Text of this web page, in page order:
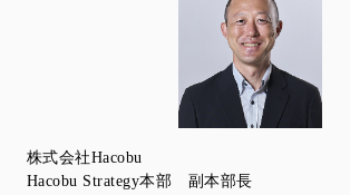
株式会社Hacobu
Hacobu Strategy本部 副本部長